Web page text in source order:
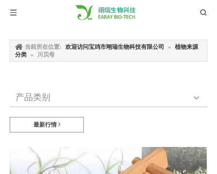
当前所在位置: 欢迎访问宝鸡市翊瑞生物科技有限公司 »
植物来源
分类 » 川贝母
产品类别
最新行情